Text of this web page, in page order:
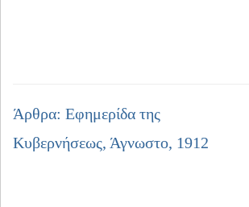
Άρθρα: Εφημερίδα της
Κυβερνήσεως, Άγνωστο, 1912